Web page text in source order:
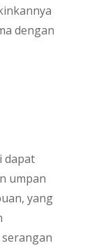
dengan
dapat
umpan
yang